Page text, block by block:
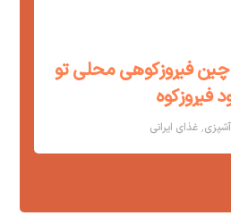
چین فیروزکوهی محلی تو
فیروزکوه
آشپزی,غذای ایرانی